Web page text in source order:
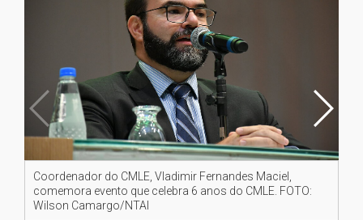
Coordenador do CMLE, Vladimir Fernandes Maciel,
comemora evento que celebra 6 anos do CMLE. FOTO:
Wilson Camargo/NTAI